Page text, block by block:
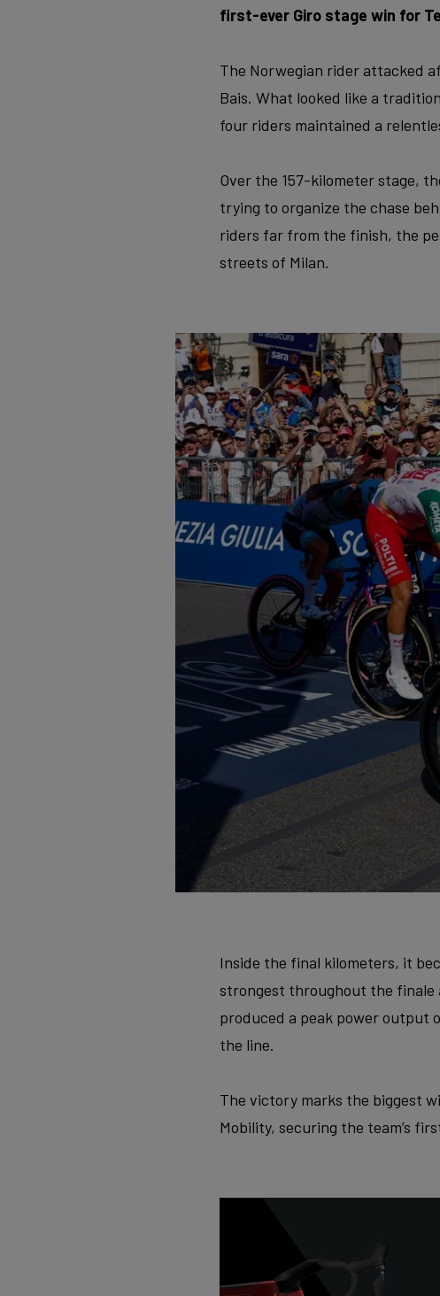
first-ever Giro stage win for
The Norwegian rider attacked
Bais. What looked like a
four riders maintained a
Over the 157-kilometer stage,
trying to organize the chase
riders far from the finish, the
streets of Milan.
Inside the final kilometers, it
strongest throughout the finale
produced a peak power output
the line.
The victory marks the biggest
Mobility, securing the team’s